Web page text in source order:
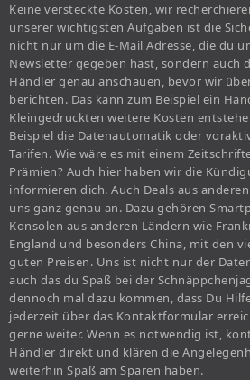
Keine versteckte Kosten, wir
unserer wichtigsten Aufgaben ist die
nicht nur um die E-Mail Adresse, die du
Newsletter gegeben hast, sondern auch
Händler genau anschauen, bevor wir
berichten. Das kann zum Beispiel ein
Kleingedruckten weitere Kosten
Beispiel die Datenautomatik oder
Tarifen. Wie wäre es mit einem
Prämien? Auch hier haben wir die
informieren dich. Auch Deals aus
uns ganz genau an. Dazu gehören
Konsolen aus anderen Ländern wie
England und besonders China, mit den
guten Preisen. Uns ist nicht nur der
auch das du Spaß bei der
dennoch mal dazu kommen, dass Du
jederzeit über das Kontaktformular
gerne weiter. Wenn es notwendig ist,
Händler direkt und klären die
weiterhin Spaß am Sparen haben.